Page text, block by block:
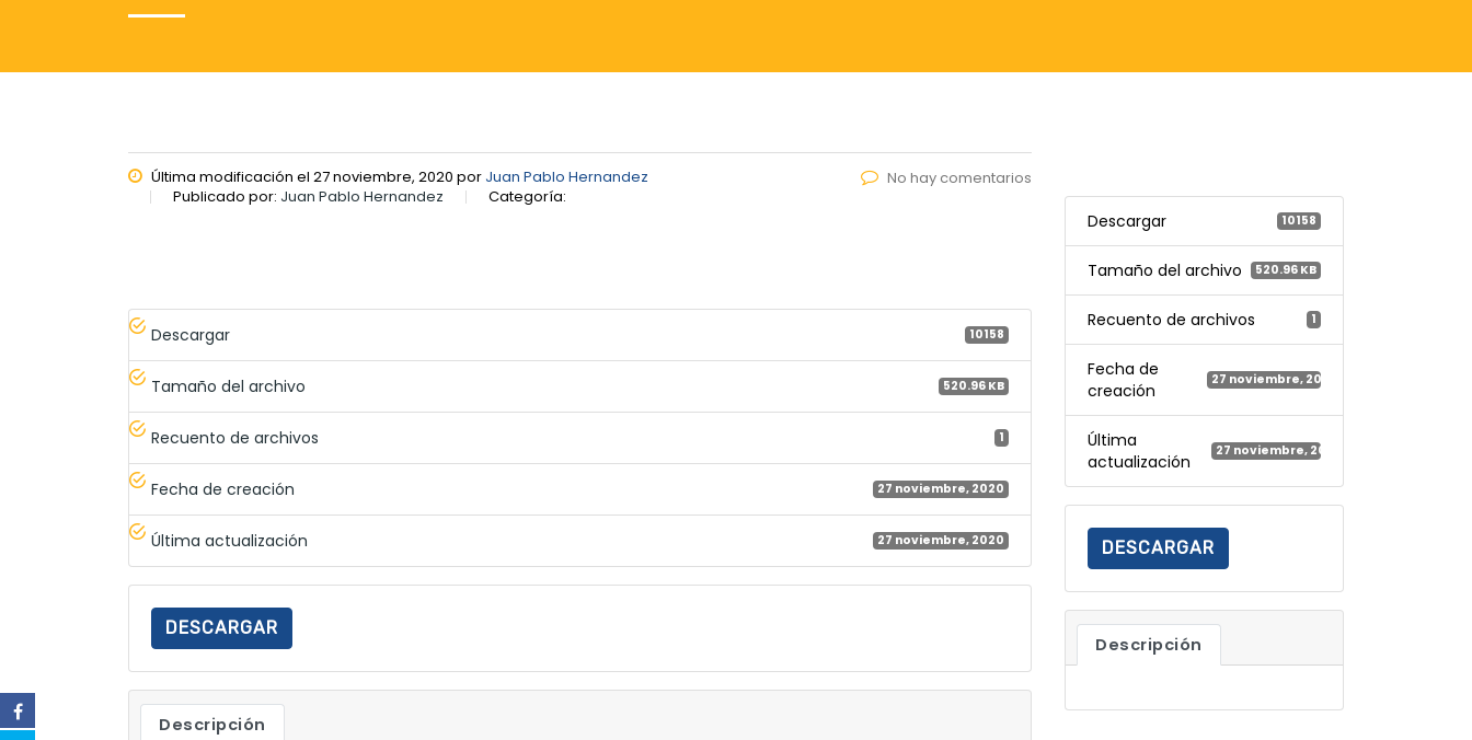
Última modificación el 27 noviembre, 2020 por Juan Pablo Hernandez
Publicado por: Juan Pablo Hernandez Categoría:
No hay comentarios
Descargar 10158
Tamaño del archivo 520.96 KB
Recuento de archivos 1
Fecha de creación 27 noviembre, 2020
Última actualización 27 noviembre, 2020
DESCARGAR
Descripción
Descargar 10158
Tamaño del archivo 520.96 KB
Recuento de archivos 1
Fecha de
creación
27 noviembre, 2020
Última
actualización
27 noviembre, 2020
DESCARGAR
Descripción